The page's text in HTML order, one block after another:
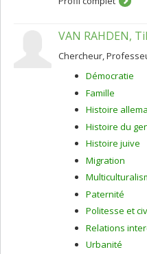
VAN RAHDEN,
Chercheur,
Démocratie
Famille
Histoire
Histoire du
Histoire juive
Migration
Paternité
Politesse et
Relations
Urbanité